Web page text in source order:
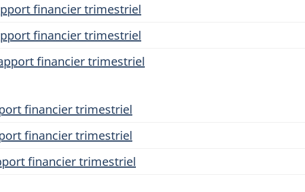
financier trimestriel
financier trimestriel
financier trimestriel
financier trimestriel
financier trimestriel
financier trimestriel